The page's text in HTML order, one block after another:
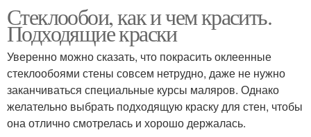
Стеклообои, как и чем красить.
Подходящие краски
Уверенно можно сказать, что покрасить оклеенные
стеклообоями стены совсем нетрудно, даже не нужно
заканчиваться специальные курсы маляров. Однако
желательно выбрать подходящую краску для стен, чтобы
она отлично смотрелась и хорошо держалась.